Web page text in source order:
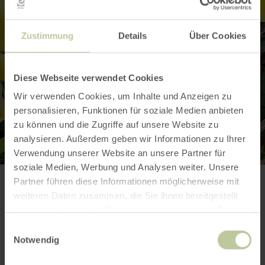
Zustimmung Details Über Cookies
Diese Webseite verwendet Cookies
Wir verwenden Cookies, um Inhalte und Anzeigen zu
personalisieren, Funktionen für soziale Medien anbieten
zu können und die Zugriffe auf unsere Website zu
analysieren. Außerdem geben wir Informationen zu Ihrer
Verwendung unserer Website an unsere Partner für
soziale Medien, Werbung und Analysen weiter. Unsere
Partner führen diese Informationen möglicherweise mit
weiteren Daten zusammen, die Sie ihnen bereitgestellt
Notwendig
Weitere Infos